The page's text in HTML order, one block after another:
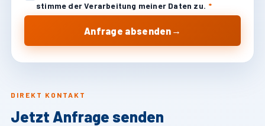
DIREKT KONTAKT
Jetzt Anfrage senden
stimme der Verarbeitung meiner Daten zu. *
Anfrage absenden →